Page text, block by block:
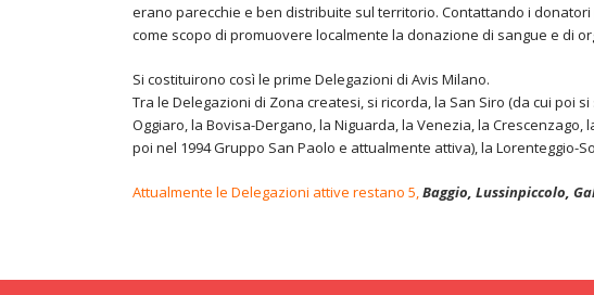
erano parecchie e ben distribuite sul territorio. Contattando i
come scopo di promuovere localmente la donazione di sangue e di
Si costituirono così le prime Delegazioni di Avis Milano.
Tra le Delegazioni di Zona createsi, si ricorda, la San Siro (da cui poi
Oggiaro, la Bovisa-Dergano, la Niguarda, la Venezia, la
poi nel 1994 Gruppo San Paolo e attualmente attiva), la Lorenteggio-
Attualmente le Delegazioni attive restano 5,Baggio, Lussinpiccolo,